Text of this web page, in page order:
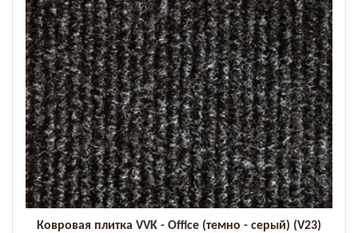
Ковровая плитка VVK - Office (темно - серый) (V23)